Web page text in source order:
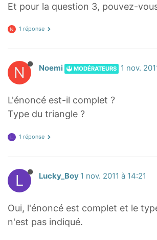
Et pour la question 3, pouvez-
N 1 réponse
N Noemi MODÉRATEURS 1 nov.
L'énoncé est-il complet ?
Type du triangle ?
L 1 réponse
L Lucky_Boy 1 nov. 2011 à 14:21
Oui, l'énoncé est complet et le
n'est pas indiqué.